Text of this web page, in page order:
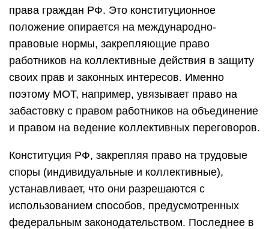
права граждан РФ. Это конституционное
положение опирается на международно-
правовые нормы, закрепляющие право
работников на коллективные действия в защиту
своих прав и законных интересов. Именно
поэтому МОТ, например, увязывает право на
забастовку с правом работников на объединение
и правом на ведение коллективных переговоров.
Конституция РФ, закрепляя право на трудовые
споры (индивидуальные и коллективные),
устанавливает, что они разрешаются с
использованием способов, предусмотренных
федеральным законодательством. Последнее в